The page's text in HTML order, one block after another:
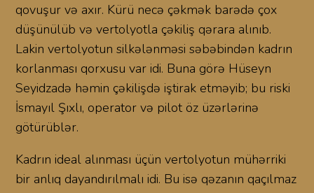
qovuşur və axır. Kürü necə çəkmək barədə çox
düşünülüb və vertolyotla çəkiliş qərara alınıb.
Lakin vertolyotun silkələnməsi səbəbindən kadrın
korlanması qorxusu var idi. Buna görə Hüseyn
Seyidzadə həmin çəkilişdə iştirak etməyib; bu riski
İsmayıl Şıxlı, operator və pilot öz üzərlərinə
götürüblər.
Kadrın ideal alınması üçün vertolyotun mühərriki
bir anlıq dayandırılmalı idi. Bu isə qəzanın qaçılmaz